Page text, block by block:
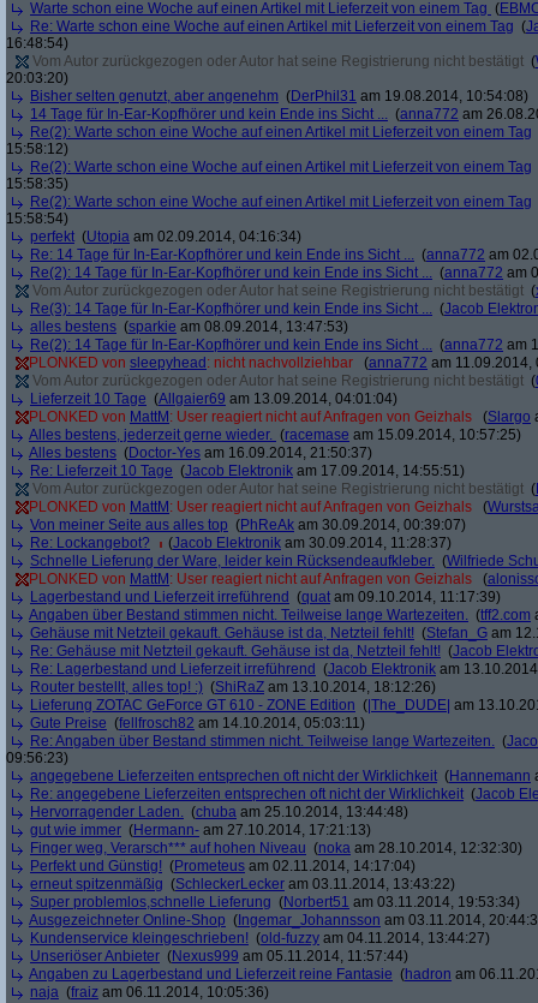
Warte schon eine Woche auf einen Artikel mit Lieferzeit von einem Tag (
Re: Warte schon eine Woche auf einen Artikel mit Lieferzeit von einem Tag (
16:48:54)
Vom Autor zurückgezogen oder Autor hat seine Registrierung nicht bestätigt (
20:03:20)
Bisher selten genutzt, aber angenehm (DerPhil31 am 19.08.2014, 10:54:08)
14 Tage für In-Ear-Kopfhörer und kein Ende ins Sicht ... (anna772 am
Re(2): Warte schon eine Woche auf einen Artikel mit Lieferzeit von einem Tag
15:58:12)
Re(2): Warte schon eine Woche auf einen Artikel mit Lieferzeit von einem Tag
15:58:35)
Re(2): Warte schon eine Woche auf einen Artikel mit Lieferzeit von einem Tag
15:58:54)
perfekt (Utopia am 02.09.2014, 04:16:34)
Re: 14 Tage für In-Ear-Kopfhörer und kein Ende ins Sicht ... (anna772 am
Re(2): 14 Tage für In-Ear-Kopfhörer und kein Ende ins Sicht ... (anna772 am
Vom Autor zurückgezogen oder Autor hat seine Registrierung nicht bestätigt (
Re(3): 14 Tage für In-Ear-Kopfhörer und kein Ende ins Sicht ... (Jacob
alles bestens (sparkie am 08.09.2014, 13:47:53)
Re(2): 14 Tage für In-Ear-Kopfhörer und kein Ende ins Sicht ... (anna772 am
PLONKED von sleepyhead : nicht nachvollziehbar (anna772 am 11.09.2014,
Vom Autor zurückgezogen oder Autor hat seine Registrierung nicht bestätigt (
Lieferzeit 10 Tage (Allgaier69 am 13.09.2014, 04:01:04)
PLONKED von MattM : User reagiert nicht auf Anfragen von Geizhals (Slargo
Alles bestens, jederzeit gerne wieder. (racemase am 15.09.2014, 10:57:25)
Alles bestens (Doctor-Yes am 16.09.2014, 21:50:37)
Re: Lieferzeit 10 Tage (Jacob Elektronik am 17.09.2014, 14:55:51)
Vom Autor zurückgezogen oder Autor hat seine Registrierung nicht bestätigt (
PLONKED von MattM : User reagiert nicht auf Anfragen von Geizhals (
Von meiner Seite aus alles top (PhReAk am 30.09.2014, 00:39:07)
Re: Lockangebot?
(Jacob Elektronik am 30.09.2014, 11:28:37)
Schnelle Lieferung der Ware, leider kein Rücksendeaufkleber. (Wilfriede
PLONKED von MattM : User reagiert nicht auf Anfragen von Geizhals (
Lagerbestand und Lieferzeit irreführend (quat am 09.10.2014, 11:17:39)
Angaben über Bestand stimmen nicht. Teilweise lange Wartezeiten. (tff2.com
Gehäuse mit Netzteil gekauft. Gehäuse ist da, Netzteil fehlt! (Stefan_G am
Re: Gehäuse mit Netzteil gekauft. Gehäuse ist da, Netzteil fehlt! (Jacob
Re: Lagerbestand und Lieferzeit irreführend (Jacob Elektronik am
Router bestellt, alles top! :) (ShiRaZ am 13.10.2014, 18:12:26)
Lieferung ZOTAC GeForce GT 610 - ZONE Edition ( |The_DUDE| am
Gute Preise (fellfrosch82 am 14.10.2014, 05:03:11)
Re: Angaben über Bestand stimmen nicht. Teilweise lange Wartezeiten. (
09:56:23)
angegebene Lieferzeiten entsprechen oft nicht der Wirklichkeit (Hannemann
Re: angegebene Lieferzeiten entsprechen oft nicht der Wirklichkeit (Jacob
Hervorragender Laden. (chuba am 25.10.2014, 13:44:48)
gut wie immer (Hermann- am 27.10.2014, 17:21:13)
Finger weg, Verarsch*** auf hohen Niveau (noka am 28.10.2014, 12:32:30)
Perfekt und Günstig! (Prometeus am 02.11.2014, 14:17:04)
erneut spitzenmäßig (SchleckerLecker am 03.11.2014, 13:43:22)
Super problemlos,schnelle Lieferung (Norbert51 am 03.11.2014, 19:53:34)
Ausgezeichneter Online-Shop ( Ingemar_Johannsson am 03.11.2014,
Kundenservice kleingeschrieben! (old-fuzzy am 04.11.2014, 13:44:27)
Unseriöser Anbieter (Nexus999 am 05.11.2014, 11:57:44)
Angaben zu Lagerbestand und Lieferzeit reine Fantasie (hadron am
naja (fraiz am 06.11.2014, 10:05:36)